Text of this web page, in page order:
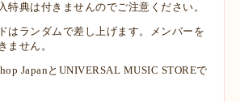
特典は付きませんのでご注意ください。
はランダムで差し上げます。メンバーを
ません。
JapanとUNIVERSAL MUSIC STOREで